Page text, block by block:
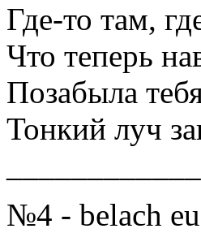
Где-то там,
Что теперь
Позабыла
Тонкий луч
№4 - belach